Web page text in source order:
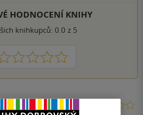
HODNOCENÍ KNIHY
knihkupců: 0.0 z 5
1 2 3 4 5